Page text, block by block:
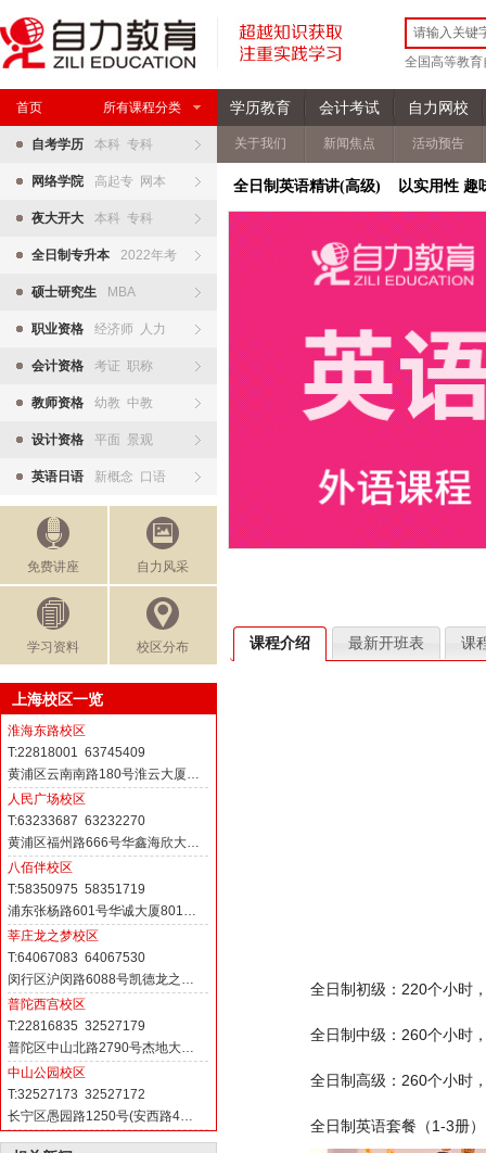
全国高等教
首页 所有课程分类 学历教育 会计考试 自力网校
自考学历 本科 专科
网络学院 高起专 网本
夜大开大 本科 专科
全日制专升本 2022年考
硕士研究生 MBA
职业资格 经济师 人力
会计资格 考证 职称
教师资格 幼教 中教
设计资格 平面 景观
英语日语 新概念 口语
免费讲座 自力风采
学习资料 校区分布
上海校区一览
淮海东路校区
T:22818001 63745409
黄浦区云南南路180号淮云大厦…
人民广场校区
T:63233687 63232270
黄浦区福州路666号华鑫海欣大…
八佰伴校区
T:58350975 58351719
浦东张杨路601号华诚大厦801…
莘庄龙之梦校区
T:64067083 64067530
闵行区沪闵路6088号凯德龙之…
普陀西宫校区
T:22816835 32527179
普陀区中山北路2790号杰地大…
中山公园校区
T:32527173 32527172
长宁区愚园路1250号(安西路4…
关于我们 新闻焦点 活动预告
全日制英语精讲(高级) 以实用性 趣
课程介绍 最新开班表 课
全日制初级 ：220个小时
全日制中级 ：260个小时
全日制高级 ：260个小时
全日制英语套餐（1-3册）